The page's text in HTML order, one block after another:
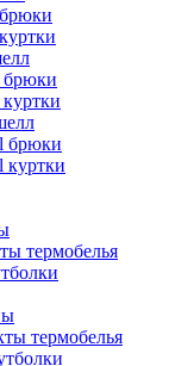
брюки
брюки
куртки
термобелья
термобелья